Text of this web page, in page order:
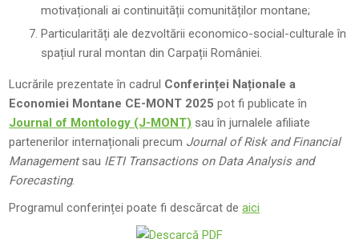
motivaționali ai continuității comunităților montane;
Particularități ale dezvoltării economico-social-culturale în
spațiul rural montan din Carpații României.
Lucrările prezentate în cadrul Conferinței Naționale a
Economiei Montane CE-MONT 2025 pot fi publicate în
Journal of Montology (J-MONT) sau în jurnalele afiliate
partenerilor internaționali precum Journal of Risk and Financial
Managementsau IETI Transactions on Data Analysis and
Forecasting.
Programul conferinței poate fi descărcat deaici